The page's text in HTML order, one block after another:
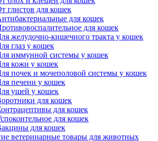
глистов для кошек
для кошек
для кошек
желудочно-кишечного тракта у кошек
глаз у кошек
иммунной системы у кошек
кожи у кошек
почек и мочеполовой системы у кошек
печени у кошек
ушей у кошек
для кошек
для кошек
для кошек
для кошек